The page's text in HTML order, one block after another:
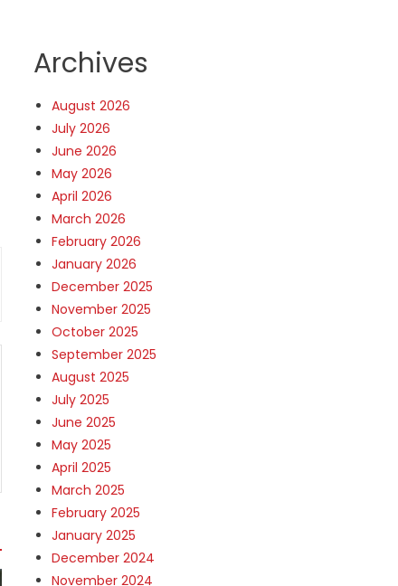
Archives
August 2026
July 2026
June 2026
May 2026
April 2026
March 2026
February 2026
January 2026
December 2025
November 2025
October 2025
September 2025
August 2025
July 2025
June 2025
May 2025
April 2025
March 2025
February 2025
January 2025
December 2024
November 2024